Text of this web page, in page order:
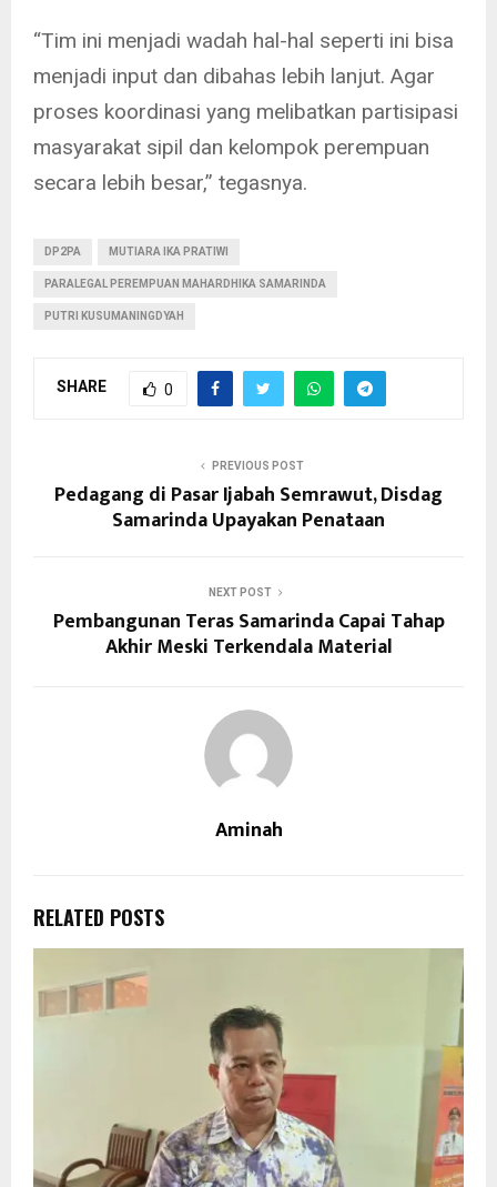
“Tim ini menjadi wadah hal-hal seperti ini bisa
menjadi input dan dibahas lebih lanjut. Agar
proses koordinasi yang melibatkan partisipasi
masyarakat sipil dan kelompok perempuan
secara lebih besar,” tegasnya.
DP2PA MUTIARA IKA PRATIWI
PARALEGAL PEREMPUAN MAHARDHIKA SAMARINDA
PUTRI KUSUMANINGDYAH
SHARE 0
PREVIOUS POST
Pedagang di Pasar Ijabah Semrawut, Disdag
Samarinda Upayakan Penataan
NEXT POST
Pembangunan Teras Samarinda Capai Tahap
Akhir Meski Terkendala Material
Aminah
RELATED POSTS